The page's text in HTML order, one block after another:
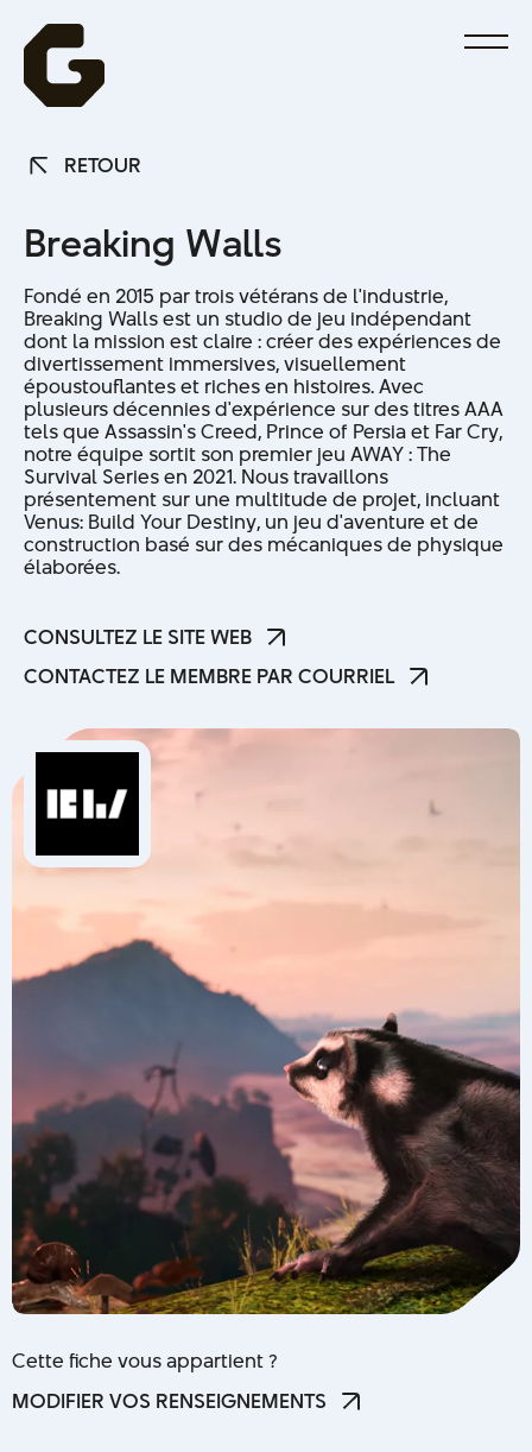
RETOUR
Breaking Walls
Fondé en 2015 par trois vétérans de l'industrie,
Breaking Walls est un studio de jeu indépendant
dont la mission est claire : créer des expériences de
divertissement immersives, visuellement
époustouflantes et riches en histoires. Avec
plusieurs décennies d'expérience sur des titres AAA
tels que Assassin's Creed, Prince of Persia et Far Cry,
notre équipe sortit son premier jeu AWAY : The
Survival Series en 2021. Nous travaillons
présentement sur une multitude de projet, incluant
Venus: Build Your Destiny, un jeu d'aventure et de
construction basé sur des mécaniques de physique
élaborées.
CONSULTEZ LE SITE WEB
CONTACTEZ LE MEMBRE PAR COURRIEL
Cette fiche vous appartient ?
MODIFIER VOS RENSEIGNEMENTS